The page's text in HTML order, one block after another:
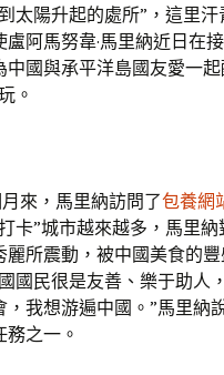
太陽升起的處所”，這里汗
阿馬努韋·馬里納近日在
國與承平洋島國友愛一
。
來，馬里納訪問了包養網
”城市越來越多，馬里納
所震動，被中國美食的
國民很是友善、樂于助人
我想游遍中國。”馬里納
之一。